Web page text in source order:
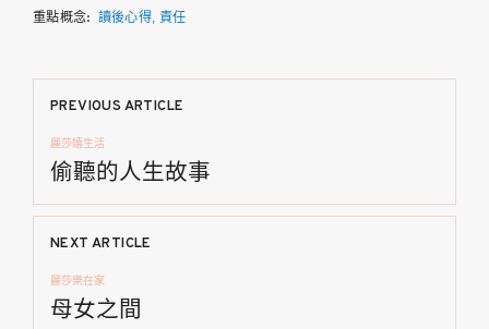
重點概念: 讀後心得 責任
文
章
導
覽
PREVIOUS ARTICLE
麗莎嬉生活
偷聽的人生故事
NEXT ARTICLE
麗莎樂在家
母女之間